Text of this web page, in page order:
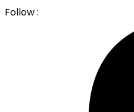
Follow :